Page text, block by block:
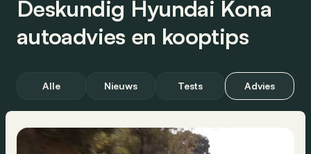
Deskundig Hyundai Kona
autoadvies en kooptips
Alle Nieuws Tests Advies